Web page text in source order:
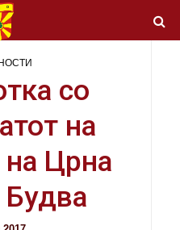
со
на
на Црна
Будва